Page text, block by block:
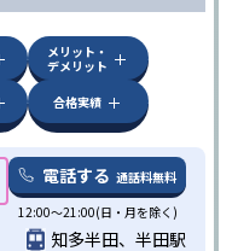
メリット・
デメリット
合格実績
電話する 通話料無料
12:00～21:00(日・月を除く)
知多半田、半田駅